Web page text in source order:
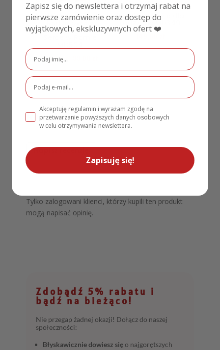
Podziękowanie dla
Rodziców 3D
Lustrzane Złote
149,00
Podziękowanie dla
rodziców MD349
Recenzje i opinie
Napisz recenzję
Tylko zalogowani klienci, którzy kupili ten produkt
mogą napisać opinię.
Zdobądź 5% rabatu i
bądź na bieżąco!
Nie przegap żadnej okazji! Dołącz do naszej
społeczności:
Błyskawicznie dowiesz sięo najgorętszych
Zapisz się do newslettera i otrzymaj rabat na
pierwsze zamówienie oraz dostęp do
wyjątkowych, ekskluzywnych ofert ❤️
Akceptuję regulamin i wyrażam zgodę na
przetwarzanie powyższych danych osobowych
w celu otrzymywania newslettera.
Zapisuję się!